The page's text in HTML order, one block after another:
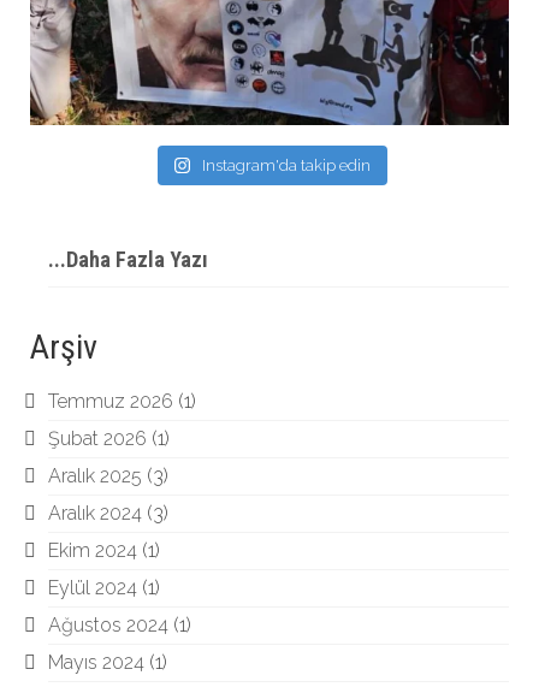
Instagram'da takip edin
...Daha Fazla Yazı
Arşiv
Temmuz 2026 (1)
Şubat 2026 (1)
Aralık 2025 (3)
Aralık 2024 (3)
Ekim 2024 (1)
Eylül 2024 (1)
Ağustos 2024 (1)
Mayıs 2024 (1)